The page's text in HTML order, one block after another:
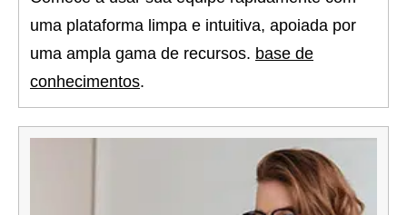
uma plataforma limpa e intuitiva, apoiada por
uma ampla gama de recursos. base de
conhecimentos.